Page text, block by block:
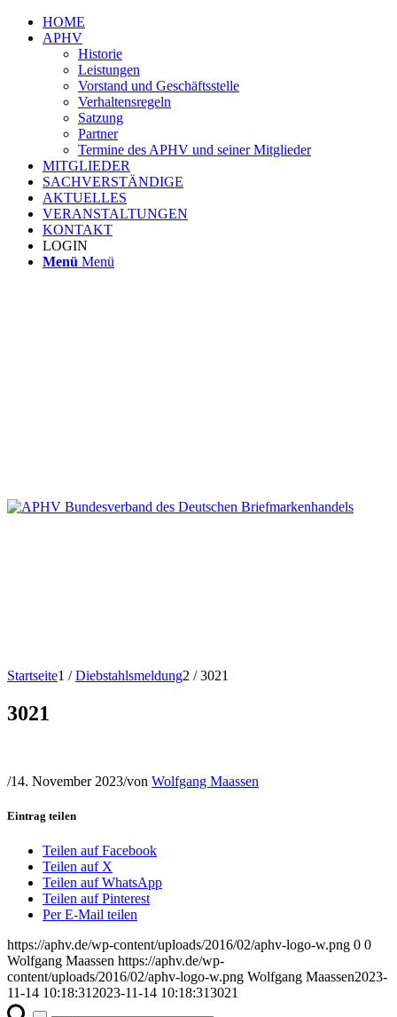
HOME
APHV
Historie
Leistungen
Vorstand und Geschäftsstelle
Verhaltensregeln
Satzung
Partner
Termine des APHV und seiner Mitglieder
MITGLIEDER
SACHVERSTÄNDIGE
AKTUELLES
VERANSTALTUNGEN
KONTAKT
LOGIN
Menü Menü
Startseite1 / Diebstahlsmeldung2 / 3021
3021
/14. November 2023/von Wolfgang Maassen
Eintrag teilen
Teilen auf Facebook
Teilen auf X
Teilen auf WhatsApp
Teilen auf Pinterest
Per E-Mail teilen
https://aphv.de/wp-content/uploads/2016/02/aphv-logo-w.png 0 0
Wolfgang Maassen https://aphv.de/wp-
content/uploads/2016/02/aphv-logo-w.png Wolfgang Maassen2023-
11-14 10:18:31 2023-11-14 10:18:313021